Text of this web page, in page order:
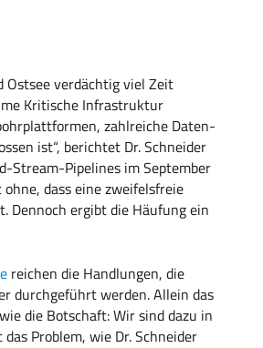
Ostsee verdächtig viel Zeit
Kritische Infrastruktur
zahlreiche Daten-
ist“, berichtet Dr. Schneider
Stream-Pipelines im September
dass eine zweifelsfreie
Dennoch ergibt die Häufung ein
reichen die Handlungen, die
durchgeführt werden. Allein das
die Botschaft: Wir sind dazu in
Problem, wie Dr. Schneider